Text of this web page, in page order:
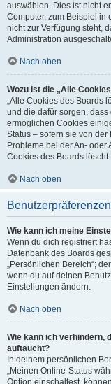
auswählen. Dies ist nicht
Computer, zum Beispiel in
nicht zur Verfügung steht,
Administration
Nach oben
Wozu ist die „Alle
„Alle Cookies des Boards
und die dafür sorgen,
ermöglichen Cookies
Status – sofern sie von
Probleme bei der An-
Cookies des Boards löscht.
Nach oben
Wie kann ich meine
Wenn du dich registriert
Datenbank des Boards
„Persönlichen Bereich“;
wenn du auf deinen
Einstellungen ändern.
Nach oben
Wie kann ich verhindern,
auftaucht?
In deinem persönlichen
„Meinen Online-Status
Option einschaltest,